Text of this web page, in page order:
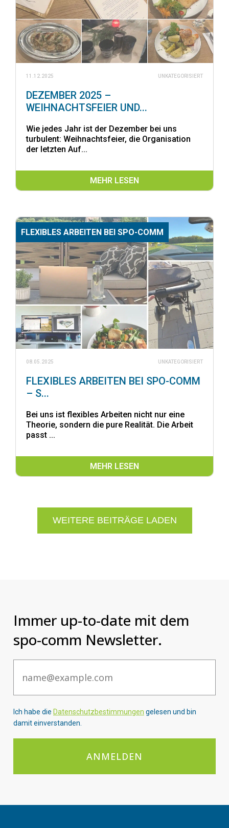
11.12.2025 UNKATEGORISIERT
DEZEMBER 2025 –
WEIHNACHTSFEIER UND...
Wie jedes Jahr ist der Dezember bei uns
turbulent: Weihnachtsfeier, die Organisation
der letzten Auf...
MEHR LESEN
FLEXIBLES ARBEITEN BEI SPO-COMM
08.05.2025 UNKATEGORISIERT
FLEXIBLES ARBEITEN BEI SPO-COMM
– S...
Bei uns ist flexibles Arbeiten nicht nur eine
Theorie, sondern die pure Realität. Die Arbeit
passt ...
MEHR LESEN
WEITERE BEITRÄGE LADEN
Immer up-to-date mit dem
spo-comm Newsletter.
Ich habe die Datenschutzbestimmungen gelesen und bin
damit einverstanden.
ANMELDEN